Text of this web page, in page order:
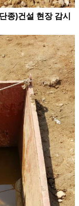
종)건설 현장 감시